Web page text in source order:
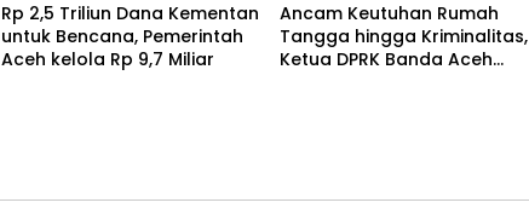
Rp 2,5 Triliun Dana Kementan
untuk Bencana, Pemerintah
Aceh kelola Rp 9,7 Miliar‎
Ancam Keutuhan Rumah
Tangga hingga Kriminalitas,
Ketua DPRK Banda Aceh